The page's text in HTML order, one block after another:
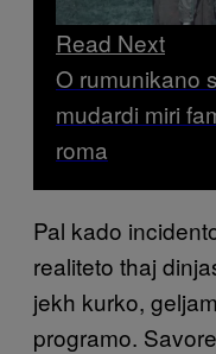
Read Next
O rumunikano
mudardi miri
roma
Pal kado
realiteto thaj
jekh kurko,
programo.